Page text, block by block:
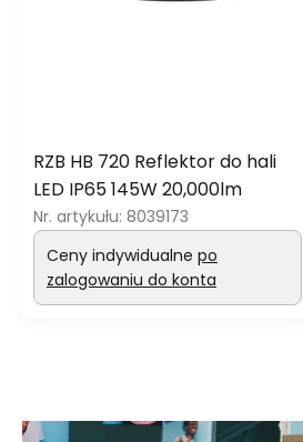
RZB HB 720 Reflektor do hali
LED IP65 145W 20,000lm
Nr. artykułu: 8039173
Ceny indywidualne po
zalogowaniu do konta